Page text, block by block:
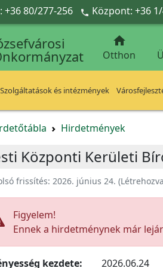
+36 80/277-256  Központ: +36

Otthon
Szolgáltatások és intézmények
Hirdetmények
Központi Kerületi
frissítés: 2026. június 24.
Figyelem!
Ennek a hirdetménynek már
kezdete:
2026.06.24